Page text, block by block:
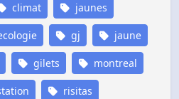
climat jaunes
gj jaune
gilets montreal
risitas